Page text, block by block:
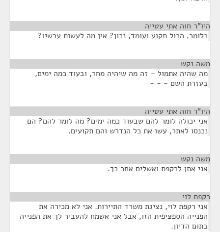
היו"ר חוה אתי עטייה
כלומר, הכול תקוע ועומד, נכון? אין מה לעשות עכשיו?
משה נקש
מה שהיה אתמול – זה מה שיהיה מחר, ובעוד כמה ימים,
בעזרת השם - - -
היו"ר חוה אתי עטייה
אני יכולה לומר להם שבעוד כמה ימים? מה לומר להם? הם
נכנסו לאתר, עשו את כל הנדרש והם תקועים.
משה נקש
אני אתן לרקפת ואשלים אחר כך.
רקפת לוי
אני רקפת לוי, נציגת משרד התיירות. אני לא מכירה את
הפנייה הספציפית הזו, אבל אני אשמח להעביר לך את הפנייה
בתום הדיון.